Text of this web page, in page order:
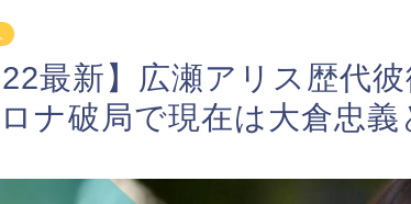
最新】広瀬アリス歴代
ナ破局で現在は大倉忠義